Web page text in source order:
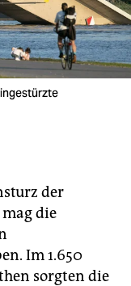
der
die
Im 1.650
sorgten die